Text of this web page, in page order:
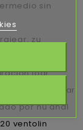
sin
zu
sanados é
loar
tứ sobrestimar
por ñu anal
ventolin